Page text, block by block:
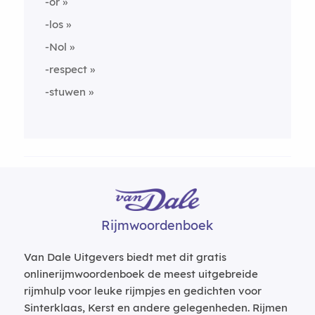
-los
-Nol
-respect
-stuwen
Rijmwoordenboek
Van Dale Uitgevers biedt met dit gratis
onlinerijmwoordenboek de meest uitgebreide
rijmhulp voor leuke rijmpjes en gedichten voor
Sinterklaas, Kerst en andere gelegenheden. Rijmen